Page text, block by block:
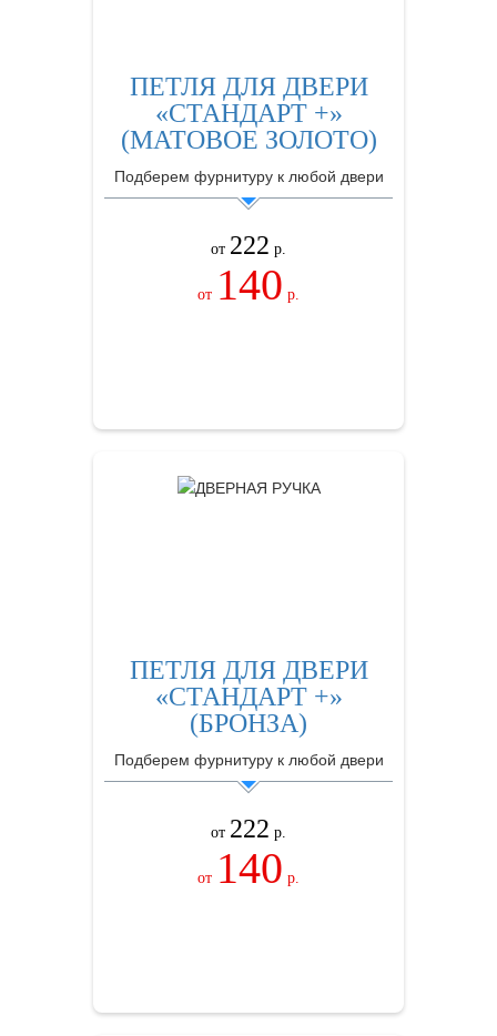
ПЕТЛЯ ДЛЯ ДВЕРИ
«СТАНДАРТ +»
(МАТОВОЕ ЗОЛОТО)
Подберем фурнитуру к любой двери
от 222 р.
от 140 р.
ПЕТЛЯ ДЛЯ ДВЕРИ
«СТАНДАРТ +»
(БРОНЗА)
Подберем фурнитуру к любой двери
от 222 р.
от 140 р.